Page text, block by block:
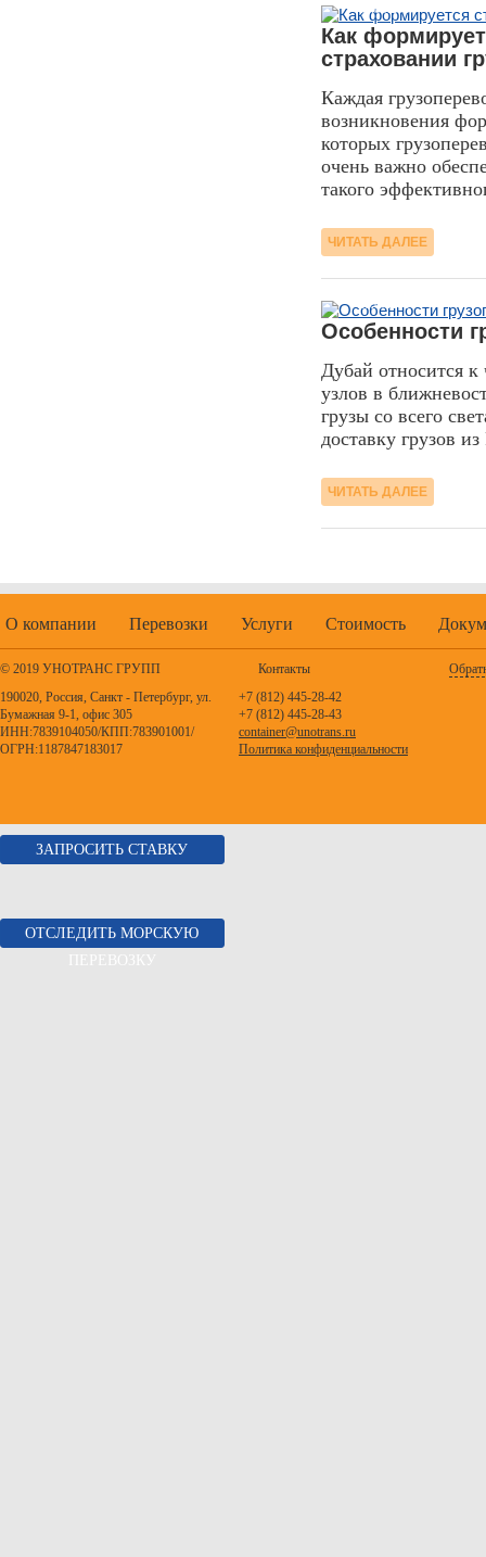
16.03.2017
Как
страховании
Каждая
возникновения
которых
очень важно
такого
ЧИТАТЬ ДАЛЕЕ
28.07.2016
Особенности
Дубай относится
узлов в
грузы со всего
доставку грузов
ЧИТАТЬ ДАЛЕЕ
О компании Перевозки Услуги Стоимость
© 2019 УНОТРАНС ГРУПП
190020, Россия, Санкт - Петербург, ул.
Бумажная 9-1, офис 305
ИНН:7839104050/КПП:783901001/
ОГРН:1187847183017
Контакты
+7 (812) 445-28-42
+7 (812) 445-28-43
container@unotrans.ru
Политика конфиденциальности
ЗАПРОСИТЬ СТАВКУ
ОТСЛЕДИТЬ МОРСКУЮ
ПЕРЕВОЗКУ